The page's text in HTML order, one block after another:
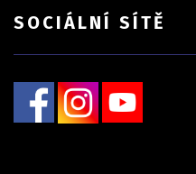
SOCIÁLNÍ SÍTĚ